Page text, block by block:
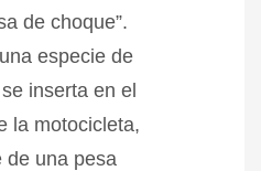
de choque”.
especie de
inserta en el
la motocicleta,
de una pesa